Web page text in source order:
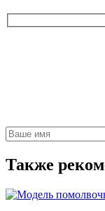
Также